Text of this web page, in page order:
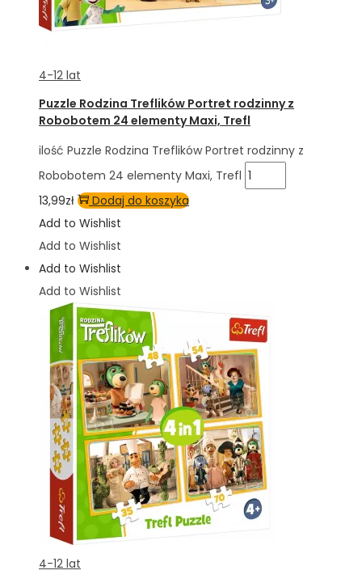
4-12 lat
Puzzle Rodzina Treflików Portret rodzinny z
Robobotem 24 elementy Maxi, Trefl
ilość Puzzle Rodzina Treflików Portret rodzinny z
Robobotem 24 elementy Maxi, Trefl
13,99zł
Dodaj do koszyka
Add to Wishlist
Add to Wishlist
Add to Wishlist
Add to Wishlist
4-12 lat